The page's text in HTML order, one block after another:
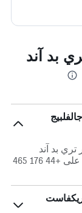
بد آند
بد آند
بريكفاست آت جالفلبيج هاوس ، يرجى الاتصال على +44 176 465